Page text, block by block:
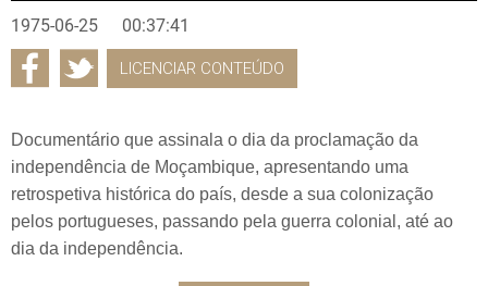
1975-06-25 00:37:41
LICENCIAR CONTEÚDO
Documentário que assinala o dia da proclamação da
independência de Moçambique, apresentando uma
retrospetiva histórica do país, desde a sua colonização
pelos portugueses, passando pela guerra colonial, até ao
dia da independência.